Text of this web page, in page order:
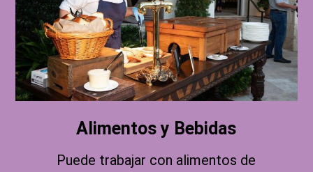
Alimentos y Bebidas
Puede trabajar con alimentos de